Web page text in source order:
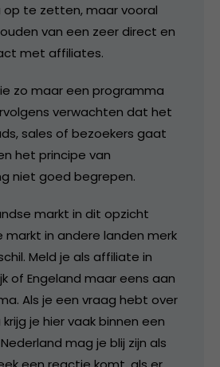
te zetten, maar vooral
van een zeer direct en
met affiliates.
zo maar een programma
verwachten dat het
sales of bezoekers gaat
het principe van
niet goed begrepen.
markt in dit opzicht
in andere landen merk
Meld je als affiliate in
of Engeland maar eens aan
Als je een vraag hebt over
je hier vaak binnen een
mag je blij zijn als